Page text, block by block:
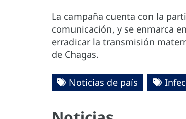
La campaña cuenta con la
comunicación, y se enmarca
erradicar la transmisión
de Chagas.
Noticias de país